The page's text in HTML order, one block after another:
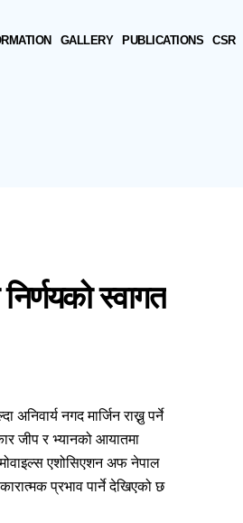
GALLERY PUBLICATIONS CSR
स्वागत
नगद मार्जिन राख्नु पर्ने
जीप र भ्यानको आयातमा
एशोसिएशन अफ नेपाल
प्रभाव पार्ने देखिएको छ